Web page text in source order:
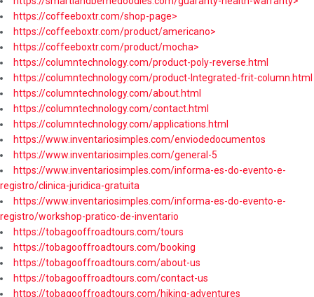
https://coffeeboxtr.com/shop-page>
https://coffeeboxtr.com/product/americano>
https://coffeeboxtr.com/product/mocha>
https://columntechnology.com/product-poly-reverse.html
https://columntechnology.com/product-Integrated-frit-column.html
https://columntechnology.com/about.html
https://columntechnology.com/contact.html
https://columntechnology.com/applications.html
https://www.inventariosimples.com/enviodedocumentos
https://www.inventariosimples.com/general-5
https://www.inventariosimples.com/informa-es-do-evento-e-
registro/clinica-juridica-gratuita
https://www.inventariosimples.com/informa-es-do-evento-e-
registro/workshop-pratico-de-inventario
https://tobagooffroadtours.com/tours
https://tobagooffroadtours.com/booking
https://tobagooffroadtours.com/about-us
https://tobagooffroadtours.com/contact-us
https://tobagooffroadtours.com/hiking-adventures